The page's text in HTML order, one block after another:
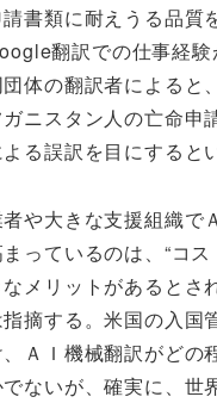
書類に耐えうる品質
翻訳での仕事経験
体の翻訳者によると
ニスタン人の亡命申
る誤訳を目にすると
者や大きな支援組織で
っているのは、“コス
メリットがあるとさ
摘する。米国の入国
ＡＩ機械翻訳がどの
ないが、確実に、世